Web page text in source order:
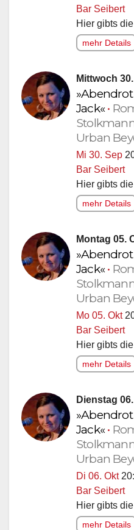
Bar Seibert
Hier gibts die
mehr Details
Mittwoch
Jack«•
Urban
Mi 30. Sep
Bar Seibert
Hier gibts die
mehr Details
Montag 05.
Jack«•
Urban
Mo 05. Okt
Bar Seibert
Hier gibts die
mehr Details
Dienstag
Jack«•
Urban
Di 06. Okt
Bar Seibert
Hier gibts die
mehr Details